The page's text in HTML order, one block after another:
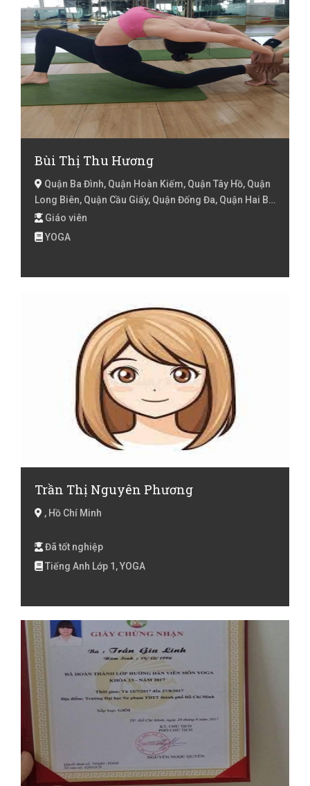
Bùi Thị Thu Hương
Quận Ba Đình, Quận Hoàn Kiếm, Quận Tây Hồ, Quận
Long Biên, Quận Cầu Giấy, Quận Đống Đa, Quận Hai Bà
Trưng, Quận Hoàng Mai, Quận Thanh Xuân, Huyện Từ
Liêm, Huyện Thanh Trì, Quận Hà Đông, Hà Nội
Giáo viên
YOGA
Trần Thị Nguyên Phương
, Hồ Chí Minh
Đã tốt nghiệp
Tiếng Anh Lớp 1, YOGA